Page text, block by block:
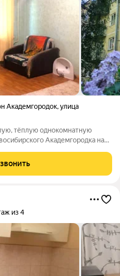
Академгородок,улица
тёплую однокомнатную
Академгородка на
расположены, торговый центр
из 4